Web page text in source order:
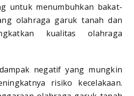
untuk menumbuhkan bakat-
olahraga garuk tanah dan
kualitas olahraga
negatif yang mungkin
risiko kecelakaan.